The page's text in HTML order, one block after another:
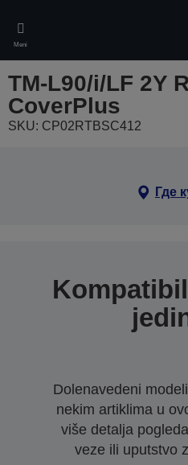
main
content
Meni
TM-L90/i/LF 2Y
CoverPlus
SKU: CP02RTBSC412
Где
Dolenavedeni
nekim artiklima u
više detalja
veze ili uputstvo